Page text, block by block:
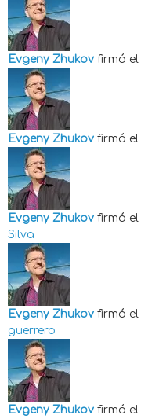
Evgeny Zhukov firmó el
Evgeny Zhukov firmó el
Evgeny Zhukov firmó el
Silva
Evgeny Zhukov firmó el
guerrero
Evgeny Zhukov firmó el